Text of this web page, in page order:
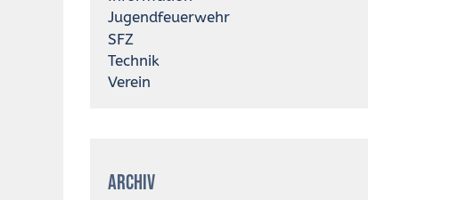
Jugendfeuerwehr
SFZ
Technik
Verein
Archiv